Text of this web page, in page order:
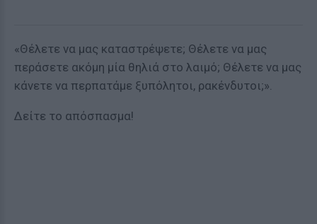
«Θέλετε να μας καταστρέψετε; Θέλετε να μας
περάσετε ακόμη μία θηλιά στο λαιμό; Θέλετε να μας
κάνετε να περπατάμε ξυπόλητοι, ρακένδυτοι;».
Δείτε το απόσπασμα!